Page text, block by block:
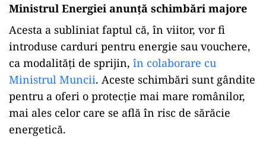
Ministrul Energiei anunță schimbări majore
Acesta a subliniat faptul că, în viitor, vor fi
introduse carduri pentru energie sau vouchere,
ca modalități de sprijin, în colaborare cu
Ministrul Muncii. Aceste schimbări sunt gândite
pentru a oferi o protecție mai mare românilor,
mai ales celor care se află în risc de sărăcie
energetică.